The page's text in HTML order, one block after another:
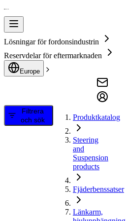
Lösningar för fordonsindustrin
Reservdelar för eftermarknaden
Europe
Filtrera
och sök
Produktkatalog
Steering
and
Suspension
products
Fjäderbenssatser
Länkarm,